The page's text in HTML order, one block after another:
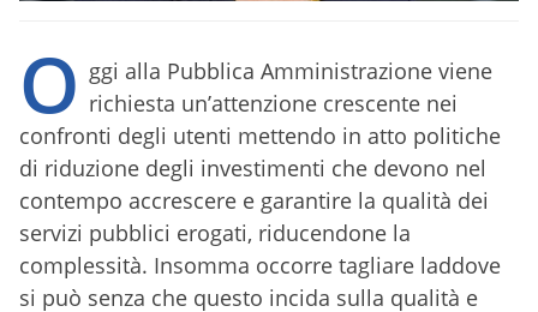
O ggi alla Pubblica Amministrazione viene
richiesta un’attenzione crescente nei
confronti degli utenti mettendo in atto politiche
di riduzione degli investimenti che devono nel
contempo accrescere e garantire la qualità dei
servizi pubblici erogati, riducendone la
complessità. Insomma occorre tagliare laddove
si può senza che questo incida sulla qualità e